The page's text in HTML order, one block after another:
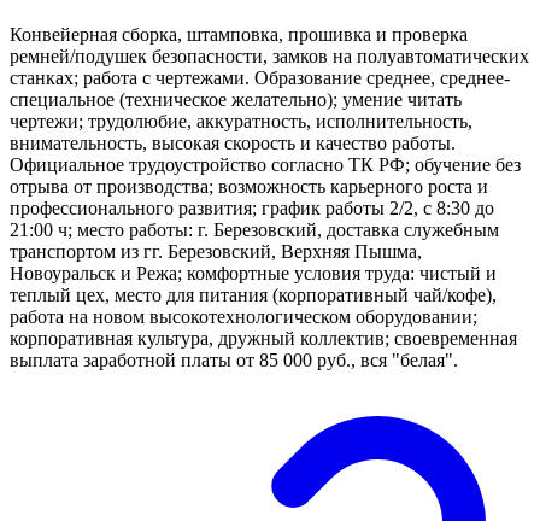
Конвейерная сборка, штамповка, прошивка и проверка
ремней/подушек безопасности, замков на полуавтоматических
станках; работа с чертежами. Образование среднее, среднее-
специальное (техническое желательно); умение читать
чертежи; трудолюбие, аккуратность, исполнительность,
внимательность, высокая скорость и качество работы.
Официальное трудоустройство согласно ТК РФ; обучение без
отрыва от производства; возможность карьерного роста и
профессионального развития; график работы 2/2, с 8:30 до
21:00 ч; место работы: г. Березовский, доставка служебным
транспортом из гг. Березовский, Верхняя Пышма,
Новоуральск и Режа; комфортные условия труда: чистый и
теплый цех, место для питания (корпоративный чай/кофе),
работа на новом высокотехнологическом оборудовании;
корпоративная культура, дружный коллектив; своевременная
выплата заработной платы от 85 000 руб., вся "белая".